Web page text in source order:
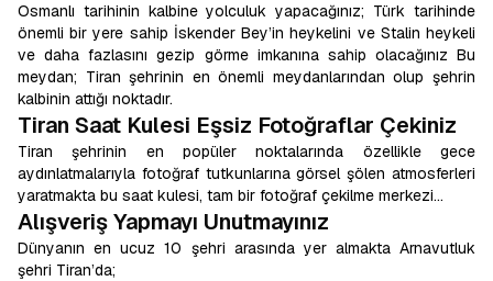
Osmanlı tarihinin kalbine yolculuk yapacağınız; Türk tarihinde
önemli bir yere sahip İskender Bey’in heykelini ve Stalin heykeli
ve daha fazlasını gezip görme imkanına sahip olacağınız Bu
meydan; Tiran şehrinin en önemli meydanlarından olup şehrin
kalbinin attığı noktadır.
Tiran Saat Kulesi Eşsiz Fotoğraflar Çekiniz
Tiran şehrinin en popüler noktalarında özellikle gece
aydınlatmalarıyla fotoğraf tutkunlarına görsel şölen atmosferleri
yaratmakta bu saat kulesi, tam bir fotoğraf çekilme merkezi…
Alışveriş Yapmayı Unutmayınız
Dünyanın en ucuz 10 şehri arasında yer almakta Arnavutluk
şehri Tiran’da;